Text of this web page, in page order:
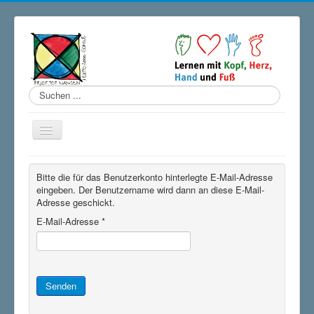
Suchen
...
Startseite
Unsere Schule
Schulprogramm
Ganztag
Partner
Bitte die für das Benutzerkonto hinterlegte E-Mail-Adresse
eingeben. Der Benutzername wird dann an diese E-Mail-
Adresse geschickt.
E-Mail-Adresse *
Senden